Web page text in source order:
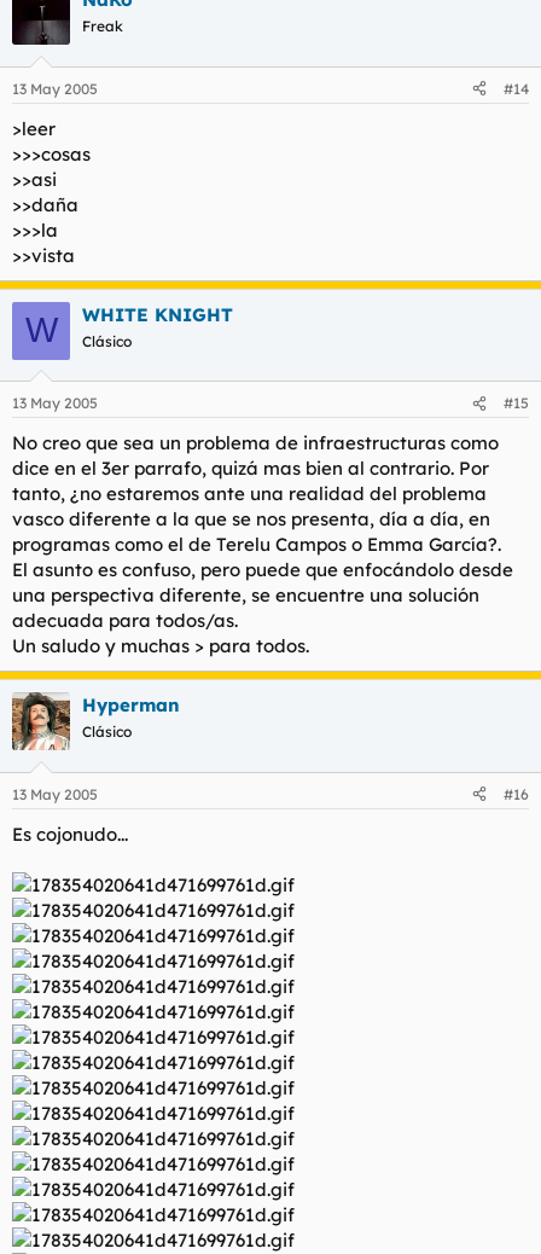
Freak
13 May 2005 #14
>leer
>>>cosas
>>asi
>>daña
>>>la
>>vista
W WHITE KNIGHT
Clásico
13 May 2005 #15
No creo que sea un problema de infraestructuras como
dice en el 3er parrafo, quizá mas bien al contrario. Por
tanto, ¿no estaremos ante una realidad del problema
vasco diferente a la que se nos presenta, día a día, en
programas como el de Terelu Campos o Emma García?.
El asunto es confuso, pero puede que enfocándolo desde
una perspectiva diferente, se encuentre una solución
adecuada para todos/as.
Un saludo y muchas > para todos.
Hyperman
Clásico
13 May 2005 #16
Es cojonudo...